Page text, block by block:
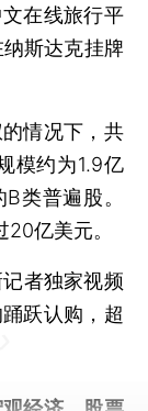
在线旅行平
斯达克挂牌
情况下，共
模约为1.9亿
类普遍股。
亿美元。
者独家视频
跃认购，超